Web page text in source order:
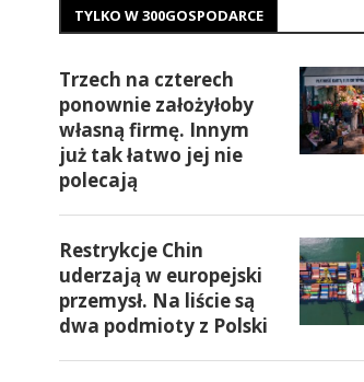
TYLKO W 300GOSPODARCE
Trzech na czterech
ponownie założyłoby
własną firmę. Innym
już tak łatwo jej nie
polecają
Restrykcje Chin
uderzają w europejski
przemysł. Na liście są
dwa podmioty z Polski